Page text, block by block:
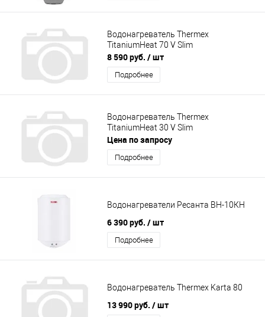
Водонагреватель Thermex
TitaniumHeat 70 V Slim
8 590 руб. / шт
Подробнее
Водонагреватель Thermex
TitaniumHeat 30 V Slim
Цена по запросу
Подробнее
Водонагреватели Ресанта BH-10КН
6 390 руб. / шт
Подробнее
Водонагреватель Thermex Karta 80
13 990 руб. / шт